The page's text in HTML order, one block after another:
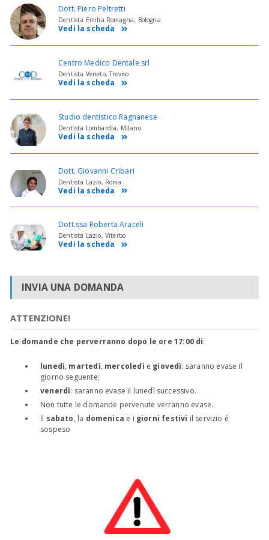
Dott. Piero Peltretti
Dentista Emilia Romagna, Bologna
Vedi la scheda
Centro Medico Dentale srl
Dentista Veneto, Treviso
Vedi la scheda
Studio dentistico Ragnanese
Dentista Lombardia, Milano
Vedi la scheda
Dott. Giovanni Cribari
Dentista Lazio, Roma
Vedi la scheda
Dott.ssa Roberta Araceli
Dentista Lazio, Viterbo
Vedi la scheda
INVIA UNA DOMANDA
ATTENZIONE!
Le domande che perverranno dopo le ore 17:00 di:
lunedì, martedì, mercoledì e giovedì: saranno evase il
giorno seguente;
venerdì: saranno evase il lunedì successivo.
Non tutte le domande pervenute verranno evase.
Il sabato, la domenica e i giorni festivi il servizio è
sospeso